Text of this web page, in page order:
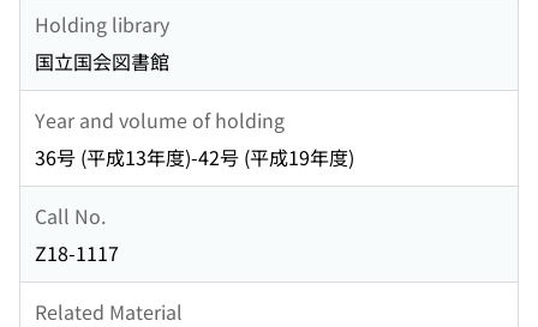
Holding library
国立国会図書館
Year and volume of holding
36号 (平成13年度)-42号 (平成19年度)
Call No.
Z18-1117
Related Material